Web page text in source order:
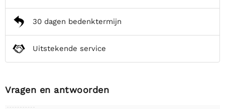
30 dagen bedenktermijn
Uitstekende service
Vragen en antwoorden